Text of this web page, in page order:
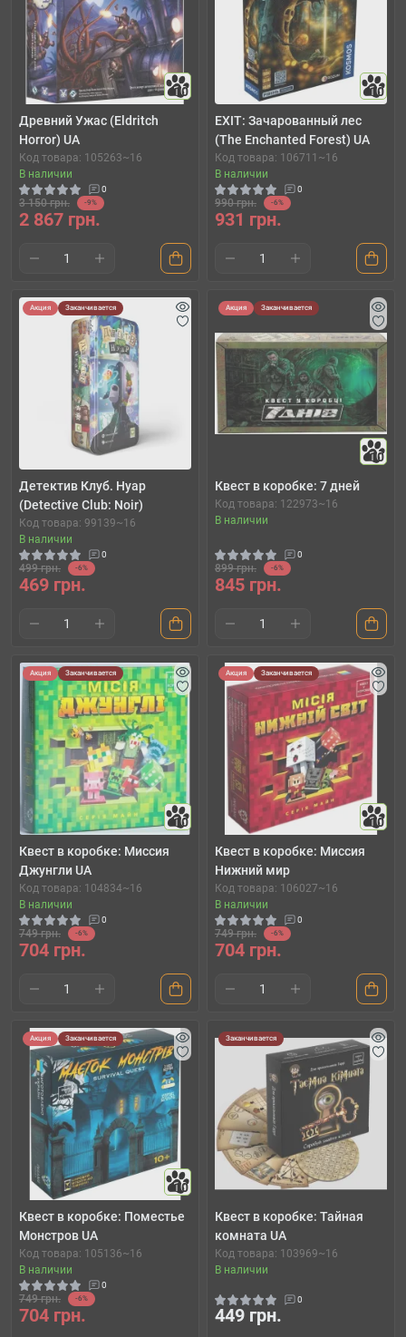
10
Древний Ужас (Eldritch
Horror) UA
Код товара: 105263~16
В наличии
0
3 150 грн. -9%
2 867 грн.
10
EXIT: Зачарованный лес
(The Enchanted Forest) UA
Код товара: 106711~16
В наличии
0
990 грн. -6%
931 грн.
Акция Заканчивается
Детектив Клуб. Нуар
(Detective Club: Noir)
Код товара: 99139~16
В наличии
0
499 грн. -6%
469 грн.
Акция Заканчивается
10
Квест в коробке: 7 дней
Код товара: 122973~16
В наличии
0
899 грн. -6%
845 грн.
Акция Заканчивается
10
Квест в коробке: Миссия
Джунгли UA
Код товара: 104834~16
В наличии
0
749 грн. -6%
704 грн.
Акция Заканчивается
10
Квест в коробке: Миссия
Нижний мир
Код товара: 106027~16
В наличии
0
749 грн. -6%
704 грн.
Акция Заканчивается
10
Квест в коробке: Поместье
Монстров UA
Код товара: 105136~16
В наличии
0
749 грн. -6%
704 грн.
Заканчивается
Квест в коробке: Тайная
комната UA
Код товара: 103969~16
В наличии
0
449 грн.